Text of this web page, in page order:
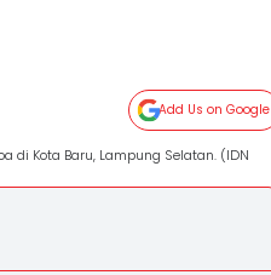
Add Us on Google
di Kota Baru, Lampung Selatan. (IDN